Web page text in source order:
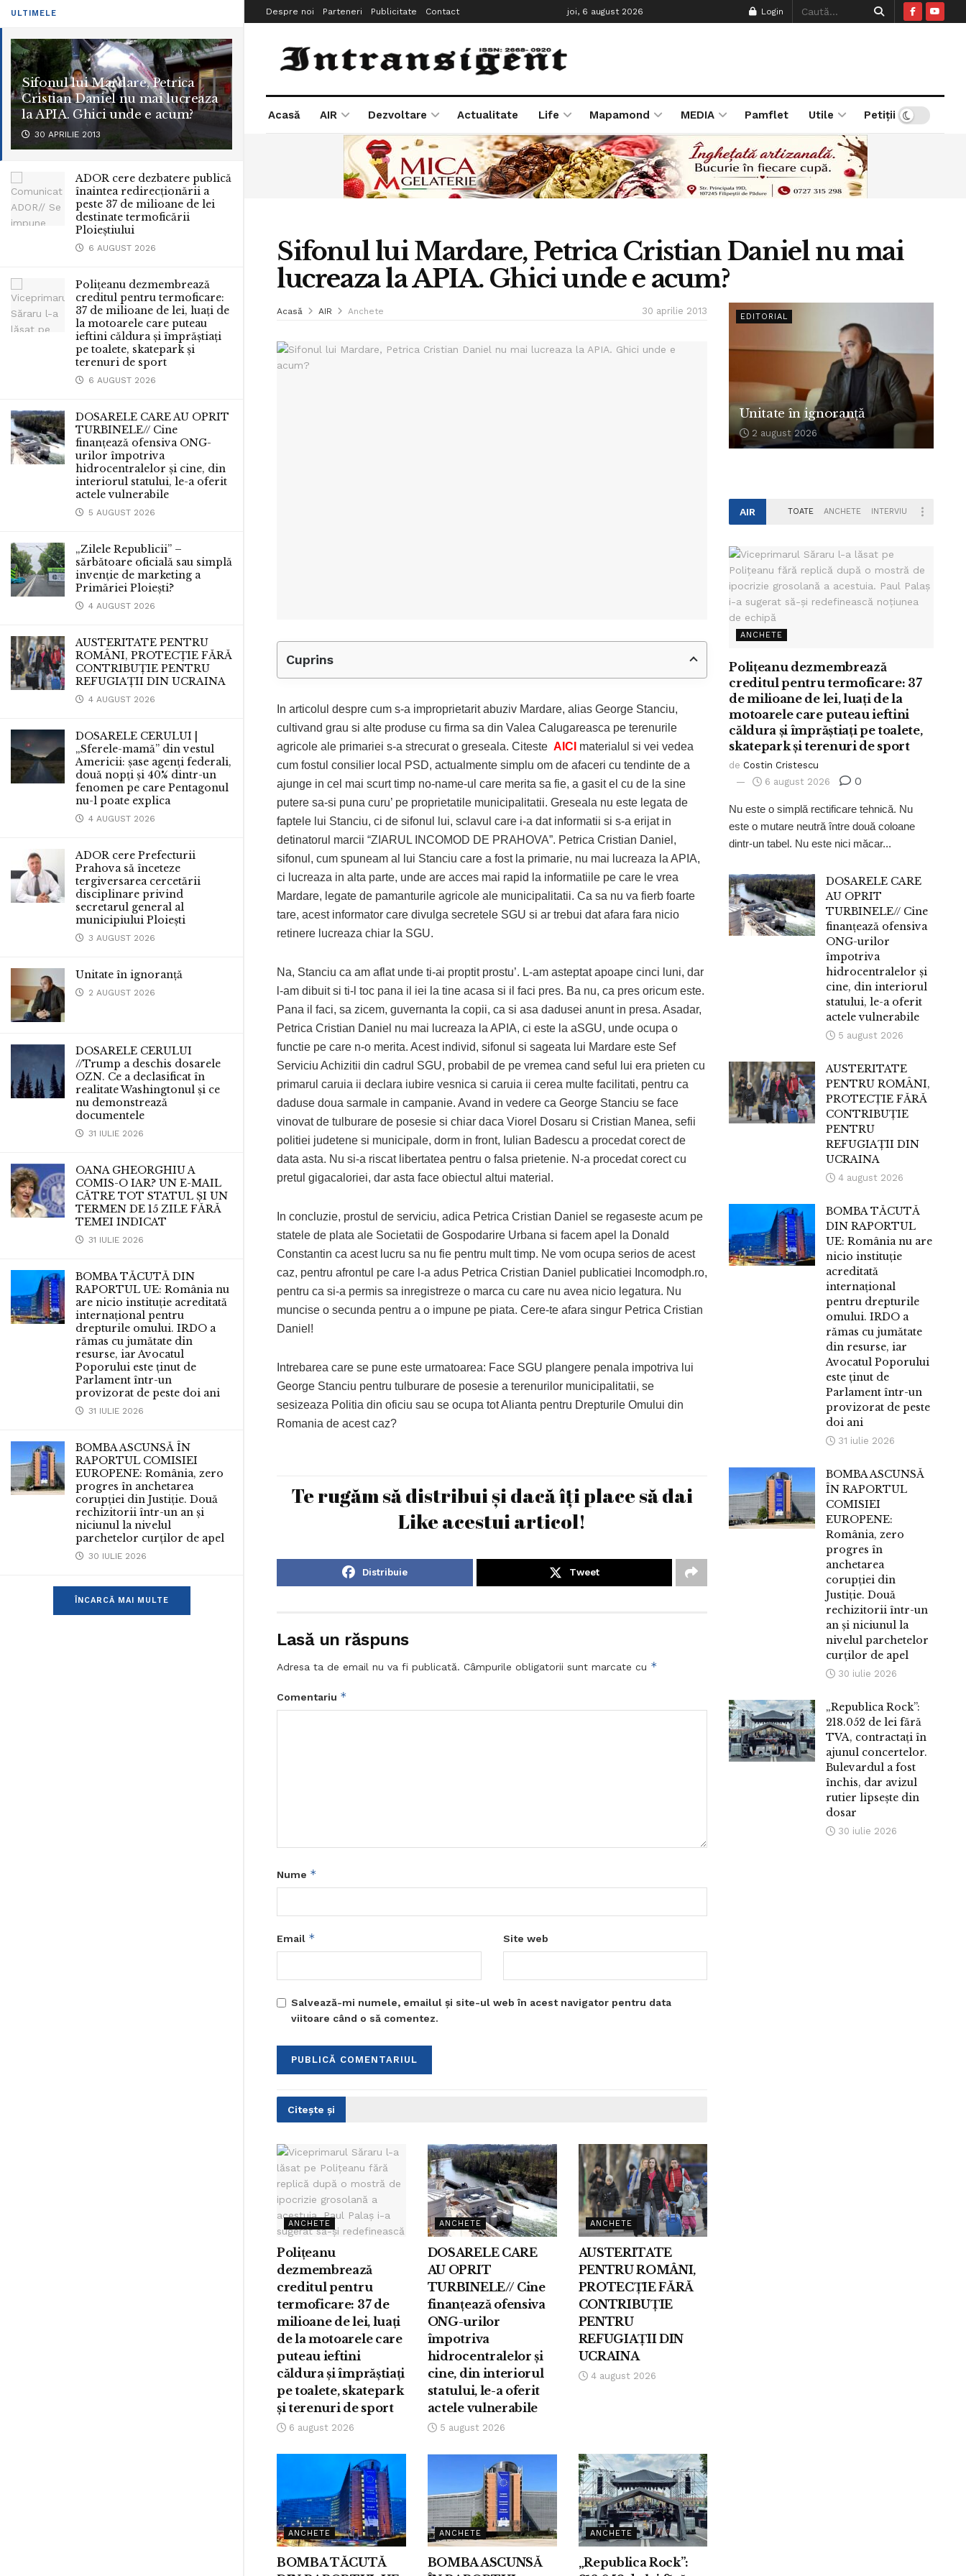
ULTIMELE
Sifonul lui Mardare, Petrica
Cristian Daniel nu mai lucreaza
la APIA. Ghici unde e acum?
30 APRILIE 2013
ADOR cere dezbatere publică
înaintea redirecționării a
peste 37 de milioane de lei
destinate termoficării
Ploieștiului
6 AUGUST 2026
Polițeanu dezmembrează
creditul pentru termoficare:
37 de milioane de lei, luați de
la motoarele care puteau
ieftini căldura și împrăștiați
pe toalete, skatepark și
terenuri de sport
6 AUGUST 2026
DOSARELE CARE AU OPRIT
TURBINELE// Cine
finanțează ofensiva ONG-
urilor împotriva
hidrocentralelor și cine, din
interiorul statului, le-a oferit
actele vulnerabile
5 AUGUST 2026
„Zilele Republicii” –
sărbătoare oficială sau simplă
invenție de marketing a
Primăriei Ploiești?
4 AUGUST 2026
AUSTERITATE PENTRU
ROMÂNI, PROTECȚIE FĂRĂ
CONTRIBUȚIE PENTRU
REFUGIAȚII DIN UCRAINA
4 AUGUST 2026
DOSARELE CERULUI |
„Sferele-mamă” din vestul
Americii: șase agenți federali,
două nopți și 40% dintr-un
fenomen pe care Pentagonul
nu-l poate explica
4 AUGUST 2026
ADOR cere Prefecturii
Prahova să înceteze
tergiversarea cercetării
disciplinare privind
secretarul general al
municipiului Ploiești
3 AUGUST 2026
Unitate în ignoranță
2 AUGUST 2026
DOSARELE CERULUI
//Trump a deschis dosarele
OZN. Ce a declasificat în
realitate Washingtonul și ce
nu demonstrează
documentele
31 IULIE 2026
OANA GHEORGHIU A
COMIS-O IAR? UN E-MAIL
CĂTRE TOT STATUL ȘI UN
TERMEN DE 15 ZILE FĂRĂ
TEMEI INDICAT
31 IULIE 2026
BOMBA TĂCUTĂ DIN
RAPORTUL UE: România nu
are nicio instituție acreditată
internațional pentru
drepturile omului. IRDO a
rămas cu jumătate din
resurse, iar Avocatul
Poporului este ținut de
Parlament într-un
provizorat de peste doi ani
31 IULIE 2026
BOMBA ASCUNSĂ ÎN
RAPORTUL COMISIEI
EUROPENE: România, zero
progres în anchetarea
corupției din Justiție. Două
rechizitorii într-un an și
niciunul la nivelul
parchetelor curților de apel
30 IULIE 2026
ÎNCARCĂ MAI MULTE
Despre noi Parteneri Publicitate Contact joi, 6 august 2026 Login
Acasă AIR Dezvoltare Actualitate Life Mapamond MEDIA Pamflet Utile Petiții
Sifonul lui Mardare, Petrica Cristian Daniel nu mai
lucreaza la APIA. Ghici unde e acum?
Acasă AIR Anchete 30 aprilie 2013
Cuprins
In articolul despre cum s-a improprietarit abuziv Mardare, alias George Stanciu,
cultivand grau si alte produse cu firma sa din Valea Calugareasca pe terenurile
agricole ale primariei s-a strecurat o greseala. Citeste AICI materialul si vei vedea
cum fostul consilier local PSD, actualmente simplu om de afaceri cu tendinte de a
ajunge in cel mai scurt timp no-name-ul care merita sa fie, a gasit el cu de la sine
putere sa-si puna curu’ pe proprietatile municipalitatii. Greseala nu este legata de
faptele lui Stanciu, ci de sifonul lui, sclavul care i-a dat informatii si s-a erijat in
detinatorul marcii “ZIARUL INCOMOD DE PRAHOVA”. Petrica Cristian Daniel,
sifonul, cum spuneam al lui Stanciu care a fost la primarie, nu mai lucreaza la APIA,
ci lucreaza in alta parte, unde are acces mai rapid la informatiile pe care le vrea
Mardare, legate de pamanturile agricole ale municipalitatii. Ca sa nu va fierb foarte
tare, acest informator care divulga secretele SGU si ar trebui dat afara fara nicio
retinere lucreaza chiar la SGU.
Na, Stanciu ca am aflat unde ti-ai proptit prostu’. L-am asteptat apoape cinci luni, dar
l-am dibuit si ti-l toc pana il iei la tine acasa si il faci pres. Ba nu, ca pres oricum este.
Pana il faci, sa zicem, guvernanta la copii, ca si asa dadusei anunt in presa. Asadar,
Petrica Cristian Daniel nu mai lucreaza la APIA, ci este la aSGU, unde ocupa o
functie pe care n-o merita. Acest individ, sifonul si sageata lui Mardare este Sef
Serviciu Achizitii din cadrul SGU, probabil de pe vremea cand seful lui era prieten cu
primarul caruia ii declara iubire vesnica si caruia ii cerea multe facilitati, pentru ca
daduse doua sarmale in campanie. Avand in vedere ca George Stanciu se face
vinovat de tulburare de posesie si chiar daca Viorel Dosaru si Cristian Manea, sefii
politiei judetene si municipale, dorm in front, Iulian Badescu a procedat corect de
data asta. Nu si-a riscat libertatea pentru o falsa prietenie. N-a procedat corect cu
pretul gigacaloriei, dar asta face obiectul altui material.
In concluzie, prostul de serviciu, adica Petrica Cristian Daniel se regaseste acum pe
statele de plata ale Societatii de Gospodarire Urbana si facem apel la Donald
Constantin ca acest lucru sa nu fie pentru mult timp. Ne vom ocupa serios de acest
caz, pentru afrontul pe care l-a adus Petrica Cristian Daniel publicatiei Incomodph.ro,
pentru ca si-a permis sa inregistreze o marca cu care nu avea nicio legatura. Nu
muncise o secunda pentru a o impune pe piata. Cere-te afara singur Petrica Cristian
Daniel!
Intrebarea care se pune este urmatoarea: Face SGU plangere penala impotriva lui
George Stanciu pentru tulburare de posesie a terenurilor municipalitatii, se
sesizeaza Politia din oficiu sau se ocupa tot Alianta pentru Drepturile Omului din
Romania de acest caz?
Te rugăm să distribui și dacă îți place să dai
Like acestui articol!
Distribuie Tweet
Lasă un răspuns
Adresa ta de email nu va fi publicată. Câmpurile obligatorii sunt marcate cu *
Comentariu *
Nume *
Email * Site web
Salvează-mi numele, emailul și site-ul web în acest navigator pentru data
viitoare când o să comentez.
Citește și
ANCHETE
Polițeanu
dezmembrează
creditul pentru
termoficare: 37 de
milioane de lei, luați
de la motoarele care
puteau ieftini
căldura și împrăștiați
pe toalete, skatepark
și terenuri de sport
6 august 2026
ANCHETE
DOSARELE CARE
AU OPRIT
TURBINELE// Cine
finanțează ofensiva
ONG-urilor
împotriva
hidrocentralelor și
cine, din interiorul
statului, le-a oferit
actele vulnerabile
5 august 2026
ANCHETE
AUSTERITATE
PENTRU ROMÂNI,
PROTECȚIE FĂRĂ
CONTRIBUȚIE
PENTRU
REFUGIAȚII DIN
UCRAINA
4 august 2026
ANCHETE
BOMBA TĂCUTĂ
ANCHETE
BOMBA ASCUNSĂ
ANCHETE
„Republica Rock”:
EDITORIAL
Unitate în ignoranță
2 august 2026
AIR TOATE ANCHETE INTERVIU
ANCHETE
Polițeanu dezmembrează
creditul pentru termoficare: 37
de milioane de lei, luați de la
motoarele care puteau ieftini
căldura și împrăștiați pe toalete,
skatepark și terenuri de sport
de Costin Cristescu
6 august 2026
0
Nu este o simplă rectificare tehnică. Nu
este o mutare neutră între două coloane
dintr-un tabel. Nu este nici măcar...
DOSARELE CARE
AU OPRIT
TURBINELE// Cine
finanțează ofensiva
ONG-urilor
împotriva
hidrocentralelor și
cine, din interiorul
statului, le-a oferit
actele vulnerabile
5 august 2026
AUSTERITATE
PENTRU ROMÂNI,
PROTECȚIE FĂRĂ
CONTRIBUȚIE
PENTRU
REFUGIAȚII DIN
UCRAINA
4 august 2026
BOMBA TĂCUTĂ
DIN RAPORTUL
UE: România nu are
nicio instituție
acreditată
internațional
pentru drepturile
omului. IRDO a
rămas cu jumătate
din resurse, iar
Avocatul Poporului
este ținut de
Parlament într-un
provizorat de peste
doi ani
31 iulie 2026
BOMBA ASCUNSĂ
ÎN RAPORTUL
COMISIEI
EUROPENE:
România, zero
progres în
anchetarea
corupției din
Justiție. Două
rechizitorii într-un
an și niciunul la
nivelul parchetelor
curților de apel
30 iulie 2026
„Republica Rock”:
218.052 de lei fără
TVA, contractați în
ajunul concertelor.
Bulevardul a fost
închis, dar avizul
rutier lipsește din
dosar
30 iulie 2026